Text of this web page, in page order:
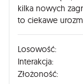
kilka nowych
to ciekawe
Losowość:
Interakcja:
Złożoność: